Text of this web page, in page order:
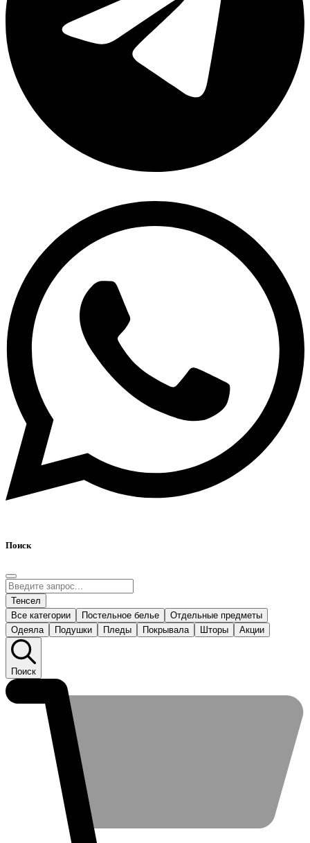
Поиск
Тенсел
Все категории
Постельное белье
Отдельные предметы
Одеяла
Подушки Пледы Покрывала Шторы Акции
Поиск